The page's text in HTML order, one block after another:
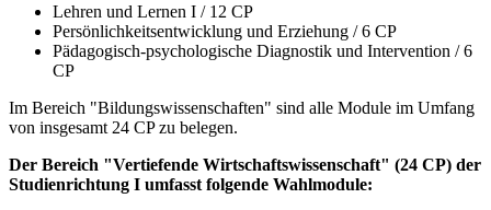
Lehren und Lernen I / 12 CP
Persönlichkeitsentwicklung und Erziehung / 6 CP
Pädagogisch-psychologische Diagnostik und Intervention / 6
CP
Im Bereich "Bildungswissenschaften" sind alle Module im Umfang
von insgesamt 24 CP zu belegen.
Der Bereich "Vertiefende Wirtschaftswissenschaft" (24 CP) der
Studienrichtung I umfasst folgende Wahlmodule: